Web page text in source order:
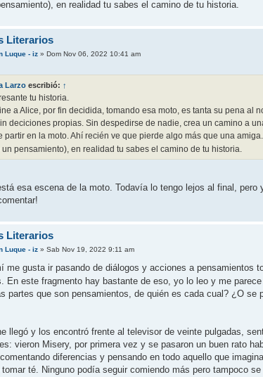
en realidad tu sabes el camino de tu historia.
Literarios
Luque - iz» Dom Nov 06, 2022 10:41 am
Larzo escribió: ↑
tu historia.
a Alice, por fin decidida, tomando esa moto, es tanta su pena
deciciones propias. Sin despedirse de nadie, crea un camino a
partir en la moto. Ahí recién ve que pierde algo más que una amiga.
un pensamiento), en realidad tu sabes el camino de tu historia.
esa escena de la moto. Todavía lo tengo lejos al final,
Literarios
Luque - iz» Sab Nov 19, 2022 9:11 am
me gusta ir pasando de diálogos y acciones a pensamientos
En este fragmento hay bastante de eso, yo lo leo y me
partes que son pensamientos, de quién es cada cual? ¿O se
llegó y los encontró frente al televisor de veinte pulgadas,
vieron Misery, por primera vez y se pasaron un buen rato
diferencias y pensando en todo aquello que
té. Ninguno podía seguir comiendo más pero tampoco